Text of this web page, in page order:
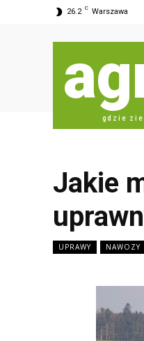
26.2 C Warszawa
gdzie
Jakie
UPRAWY NAWOZY